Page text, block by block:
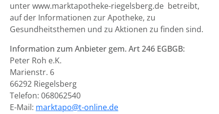
unter www.marktapotheke-riegelsberg.de betreibt,
auf der Informationen zur Apotheke, zu
Gesundheitsthemen und zu Aktionen zu finden sind.
Information zum Anbieter gem. Art 246 EGBGB:
Peter Roh e.K.
Marienstr. 6
66292 Riegelsberg
Telefon: 068062540
E-Mail: marktapo@t-online.de